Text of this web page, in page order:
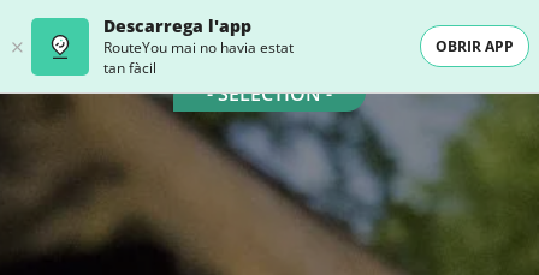
Descarrega l'app
RouteYou mai no havia estat
tan fàcil
OBRIR APP
- SELECTION -